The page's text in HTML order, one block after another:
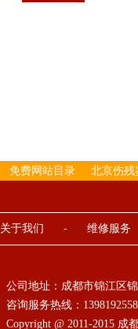
下来的，机内已经存有
免费网站目录 北京伤残
关于我们 - 维修服务
公司地址：成都市锦江区
咨询服务热线：
Copyright @ 2011-2015